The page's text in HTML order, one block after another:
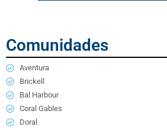
Comunidades
Aventura
Brickell
Bal Harbour
Coral Gables
Doral